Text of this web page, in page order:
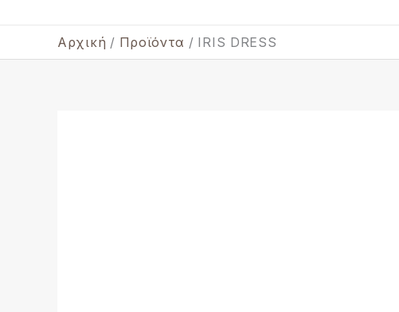
Αρχική Προϊόντα IRIS DRESS